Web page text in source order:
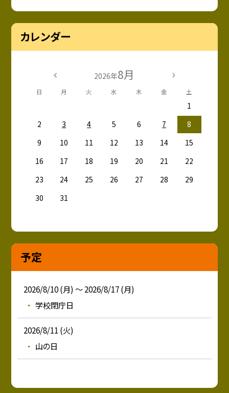
カレンダー
2026年8月
日 月 火 水 木 金 土
1
2
3 4 5 6 7
8
9
10 11 12 13 14
15
16
17 18 19 20 21
22
23
24 25 26 27 28
29
30
31
予定
2026/8/10 (月) ～ 2026/8/17 (月)
学校閉庁日
2026/8/11 (火)
山の日